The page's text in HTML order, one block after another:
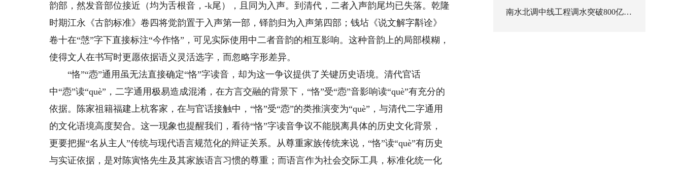
韵部，然发音部位接近（均为舌根音，-k尾），且同为入声。到清代，二者入声韵尾均已失落。乾隆
时期江永《古韵标准》卷四将觉韵置于入声第一部，铎韵归为入声第四部；钱坫《说文解字斠诠》
卷十在“愨”字下直接标注“今作恪”，可见实际使用中二者音韵的相互影响。这种音韵上的局部模糊，
使得文人在书写时更愿依据语义灵活选字，而忽略字形差异。
“恪”“悫”通用虽无法直接确定“恪”字读音，却为这一争议提供了关键历史语境。清代官话
中“悫”读“què”，二字通用极易造成混淆，在方言交融的背景下，“恪”受“悫”音影响读“què”有充分的
依据。陈家祖籍福建上杭客家，在与官话接触中，“恪”受“悫”的类推演变为“què”，与清代二字通用
的文化语境高度契合。这一现象也提醒我们，看待“恪”字读音争议不能脱离具体的历史文化背景，
更要把握“名从主人”传统与现代语言规范化的辩证关系。从尊重家族传统来说，“恪”读“què”有历史
与实证依据，是对陈寅恪先生及其家族语言习惯的尊重；而语言作为社会交际工具，标准化统一化
南水北调中线工程调水突破800亿立方米